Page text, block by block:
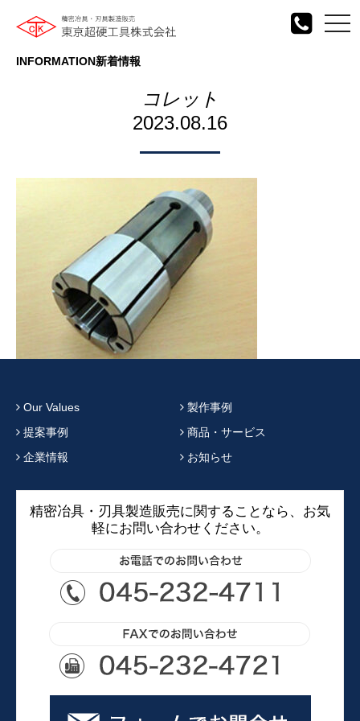
INFORMATION新着情報
コレット
2023.08.16
Our Values
製作事例
提案事例
商品・サービス
企業情報
お知らせ
精密冶具・刃具製造販売に関することなら、お気
軽にお問い合わせください。